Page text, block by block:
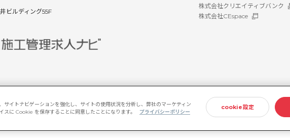
ビルディング55F
株式会社クリエイティブバンク
株式会社CEspace
情報セキュリティ基本方針 プライバシーポリシー
サイトナビゲーションを強化し、サイトの使用状況を分析し、弊社のマーケティン
スに Cookie を保存することに同意したことになります。
プライバシーポリシー
cookie設定